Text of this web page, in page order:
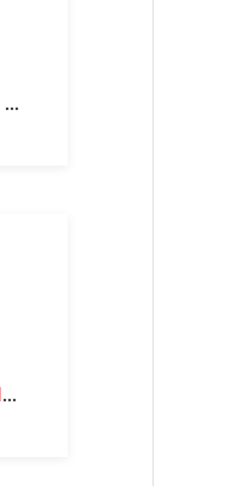
Radio CEIP San Pedro: Blanca Jiménez Palomar - T04-P11
Radio CEIP San Pedro: Rosa María López García - T04-P09